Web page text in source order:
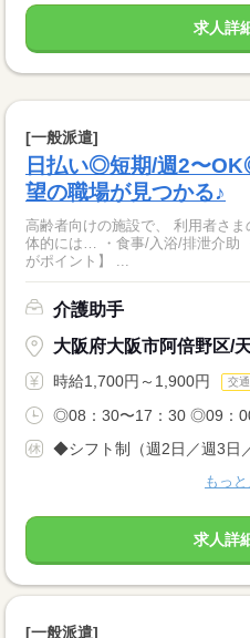
求人詳
[一般派遣]
日払い◎短期/週2〜
望の職場が見つかる♪
高齢者向けの施設で、 利用者さま
体的には… ・食事/入浴/排泄介助 ・
がポイント】 ...
介護助手
大阪府大阪市阿倍野区/
時給1,700円～1,900円 交
◎08：30〜17：30 ◎09：
◆シフト制（週2日／週3日
もっ
求人詳
[一般派遣]